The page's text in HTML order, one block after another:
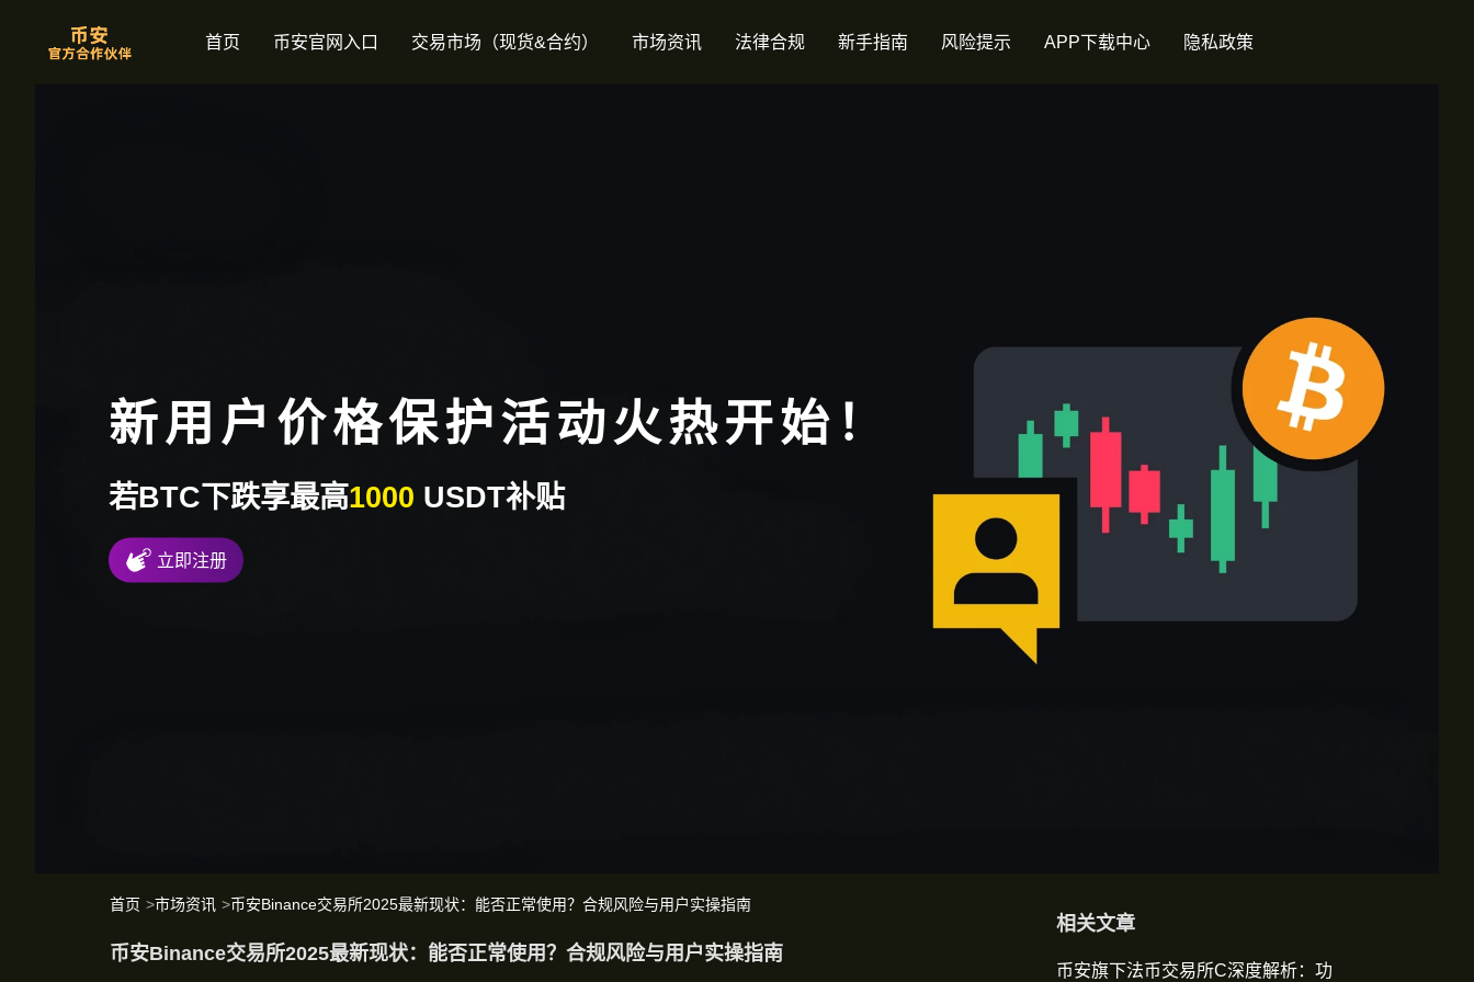
首页 币安官网入口 交易市场（现货&合约） 市场资讯 法律合规 新手指南 风险提示 APP下载中心 隐私政策
新用户价格保护活动火热开始！
若BTC下跌享最高1000 USDT补贴
立即注册
首页 >市场资讯 >币安Binance交易所2025最新现状：能否正常使用？合规风险与用户实操指南
币安Binance交易所2025最新现状：能否正常使用？合规风险与用户实操指南
相关文章
币安旗下法币交易所C深度解析：功